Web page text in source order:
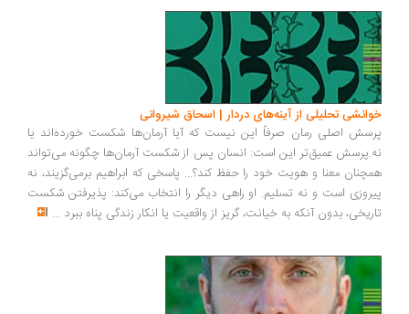
تحلیلی از آینه‌های دردار | اسحاق شیروانی
اصلی رمان صرفاً این نیست که آیا آرمان‌ها شکست خورده‌اند یا
عمیق‌تر این است: انسان پس از شکست آرمان‌ها چگونه می‌تواند
معنا و هویت خود را حفظ کند؟... پاسخی که ابراهیم برمی‌گزیند، نه
است و نه تسلیم. او راهی دیگر را انتخاب می‌کند: پذیرفتن شکست
بدون آنکه به خیانت، گریز از واقعیت یا انکار زندگی پناه ببرد...